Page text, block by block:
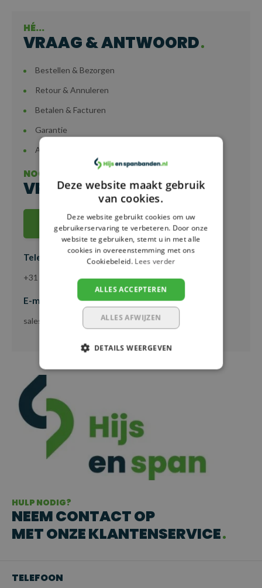
HÉ...
VRAAG & ANTWOORD
Bestellen & Bezorgen
Retour & Annuleren
Betalen & Facturen
Garantie
Accountgegevens
NOG HULP NODIG?
VRAAG ONZE SERVICE
KLANTENSERVICE
Telefoon
+31 (0)55 - 203 21 43
E-mail
sales@hijsenspanbanden.nl
HULP NODIG?
NEEM CONTACT OP
MET ONZE KLANTENSERVICE
TELEFOON
Deze website maakt gebruik
van cookies.
Deze website gebruikt cookies om uw
gebruikerservaring te verbeteren. Door onze
website te gebruiken, stemt u in met alle
cookies in overeenstemming met ons
Cookiebeleid. Lees verder
ALLES ACCEPTEREN
ALLES AFWIJZEN
DETAILS WEERGEVEN